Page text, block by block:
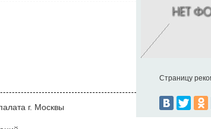
Страницу
г. Москвы